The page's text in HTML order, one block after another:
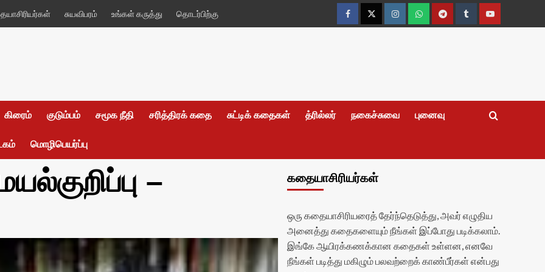
சுயவிபரம் உங்கள் கருத்து தொடர்பிற்கு
FacebookTwitterInstagramWhatsappTelegramTumblrYouTube
கிரைம் குடும்பம் சமூக நீதி சரித்திரக் கதை சுட்டிக் கதைகள் த்ரில்லர் நகைச்சுவை புனைவு
மொழிபெயர்ப்பு
–
கதையாசிரியர்கள்
ஒரு கதையாசிரியரைத் தேர்ந்தெடுத்து, அவர் எழுதிய
அனைத்து கதைகளையும் நீங்கள் இப்போது படிக்கலாம்.
இங்கே ஆயிரக்கணக்கான கதைகள் உள்ளன, எனவே
நீங்கள் படித்து மகிழும் பலவற்றைக் காண்பீர்கள் என்பது